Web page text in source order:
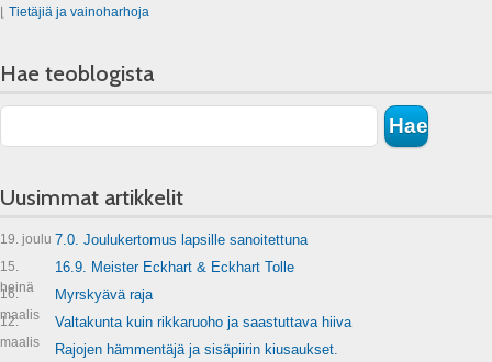
⌊ Tietäjiä ja vainoharhoja
Hae teoblogista
Uusimmat artikkelit
19. joulu 7.0. Joulukertomus lapsille sanoitettuna
15.
heinä
16.9. Meister Eckhart & Eckhart Tolle
16.
maalis
Myrskyävä raja
12.
maalis
Valtakunta kuin rikkaruoho ja saastuttava hiiva
Rajojen hämmentäjä ja sisäpiirin kiusaukset.